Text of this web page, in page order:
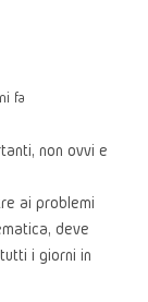
fa
non ovvi e
ai problemi
deve
i giorni in